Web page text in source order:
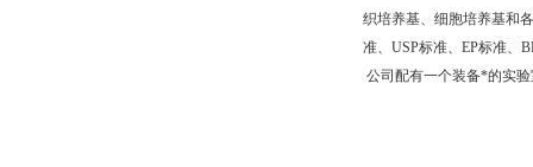
织培养基、细胞培养基和
准、USP标准、EP标准、
公司配有一个装备*的实